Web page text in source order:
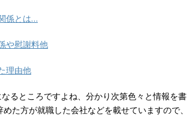
係とは…
や慰謝料他
理由他
るところですよね、分かり次第色々と情報を書
た方が就職した会社などを載せていますので、